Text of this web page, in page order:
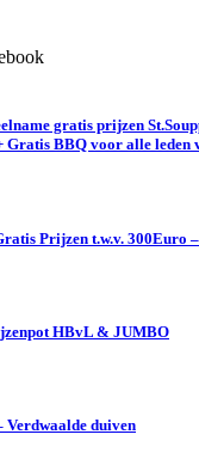
gratis prijzen
Gratis BBQ voor alle leden
Prijzen t.w.v. 300Euro
HBvL & JUMBO
duiven